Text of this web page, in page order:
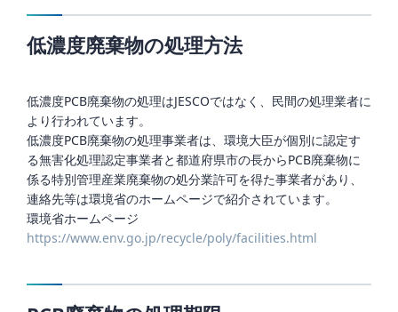
低濃度廃棄物の処理方法
低濃度PCB廃棄物の処理はJESCOではなく、民間の処理業者に
より行われています。
低濃度PCB廃棄物の処理事業者は、環境大臣が個別に認定す
る無害化処理認定事業者と都道府県市の長からPCB廃棄物に
係る特別管理産業廃棄物の処分業許可を得た事業者があり、
連絡先等は環境省のホームページで紹介されています。
環境省ホームページ
https://www.env.go.jp/recycle/poly/facilities.html